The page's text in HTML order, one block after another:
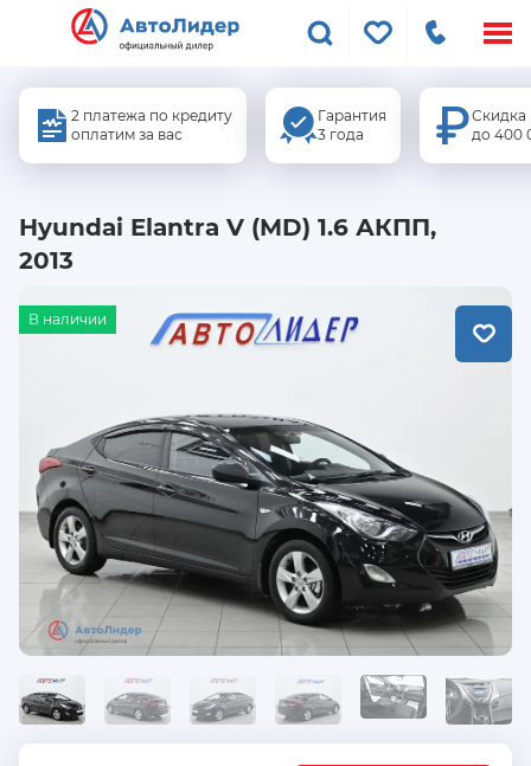
2 платежа по кредиту
оплатим за вас
Гарантия
3 года
Скидка
до 400
Hyundai Elantra V (MD) 1.6 АКПП,
2013
В наличии